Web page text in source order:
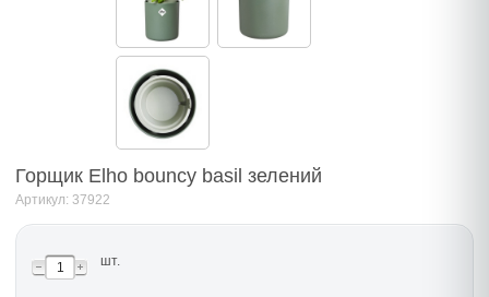
Горщик Elho bouncy basil зелений
Артикул: 37922
шт.